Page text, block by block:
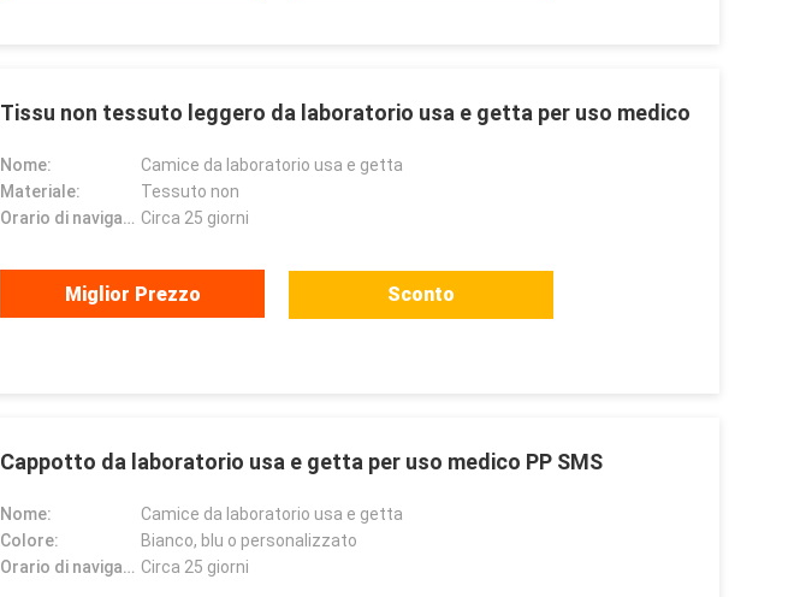
Tissu non tessuto leggero da laboratorio usa e getta per uso medico
Nome:
Camice da laboratorio usa e getta
Materiale:
Tessuto non
Orario di navigazione: Circa 25 giorni
Miglior Prezzo Sconto
Cappotto da laboratorio usa e getta per uso medico PP SMS
Nome:
Camice da laboratorio usa e getta
Colore:
Bianco, blu o personalizzato
Orario di navigazione: Circa 25 giorni